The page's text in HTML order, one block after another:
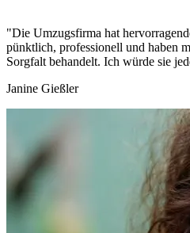
"Die Umzugsfirma hat
pünktlich, professionell und haben
Sorgfalt behandelt. Ich würde sie
Janine Gießler